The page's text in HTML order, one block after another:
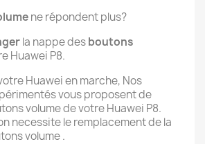
ne répondent plus?
la nappe desboutons
Huawei P8.
Huawei en marche, Nos
vous proposent de
volume de votre Huawei P8.
necessite le remplacement de la
volume .